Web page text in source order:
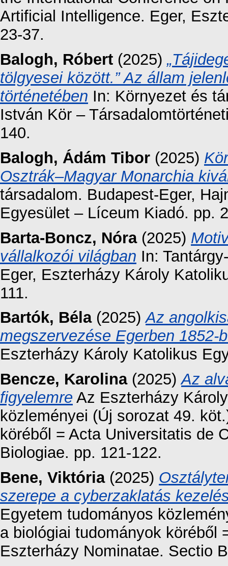
Artificial Intelligence. Eger,
23-37.
Balogh, Róbert (2025)
tölgyesei között.” Az állam
történetében In: Környezet és
István Kör –
140.
Balogh, Ádám Tibor (2025)
Osztrák–Magyar Monarchia
társadalom. Budapest-Eger,
Egyesület – Líceum Kiadó. pp.
Barta-Boncz, Nóra(2025)
vállalkozói világban In:
Eger, Eszterházy Károly
111.
Bartók, Béla(2025)Az
megszervezése Egerben 1852-
Eszterházy Károly Katolikus
Bencze, Karolina(2025)Az
figyelemre Az Eszterházy
közleményei (Új sorozat 49.
köréből = Acta Universitatis de
Biologiae. pp. 121-122.
Bene, Viktória(2025)
szerepe a cyberzaklatás
Egyetem tudományos
a biológiai tudományok köréből
Eszterházy Nominatae. Sectio